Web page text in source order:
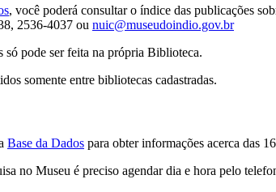
, você poderá consultar o índice das publicações
2536-4037 ou nuic@museudoindio.gov.br
pode ser feita na própria Biblioteca.
somente entre bibliotecas cadastradas.
Base da Dados para obter informações acerca das
no Museu é preciso agendar dia e hora pelo